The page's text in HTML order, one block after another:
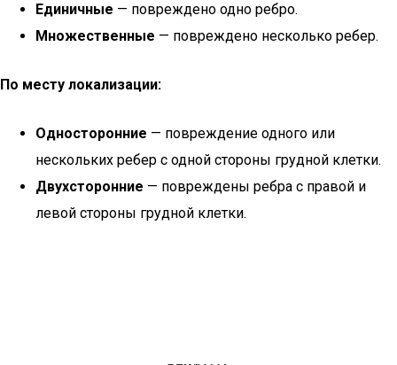
Единичные — повреждено одно ребро.
Множественные — повреждено несколько ребер.
По месту локализации:
Односторонние — повреждение одного или
нескольких ребер с одной стороны грудной клетки.
Двухсторонние — повреждены ребра с правой и
левой стороны грудной клетки.